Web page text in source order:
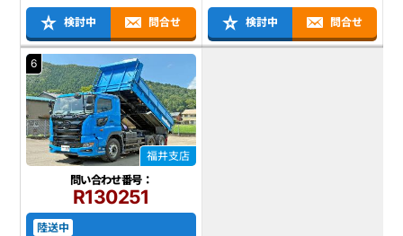
検討中 問合せ 検討中 問合せ
6
福井支店
問い合わせ番号：
R130251
陸送中